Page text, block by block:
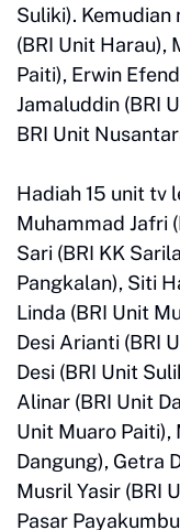
Suliki). Kemudian
(BRI Unit Harau),
Paiti), Erwin
Jamaluddin (BRI
BRI Unit
Hadiah 15 unit tv
Muhammad Jafri
Sari (BRI KK
Pangkalan), Siti
Linda (BRI Unit
Desi Arianti (BRI
Desi (BRI Unit
Alinar (BRI Unit
Unit Muaro Paiti),
Dangung), Getra
Musril Yasir (BRI
Pasar